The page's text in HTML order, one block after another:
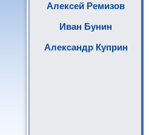
Алексей Ремизов
Иван Бунин
Александр Куприн